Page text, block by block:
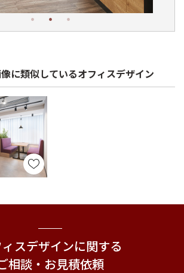
に類似しているオフィスデザイン
スデザインに関する
相談・お見積依頼